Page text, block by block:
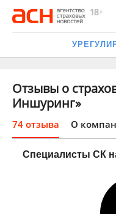
Отзывы о
Иншуринг»
74 отзыва О
Специалисты СК